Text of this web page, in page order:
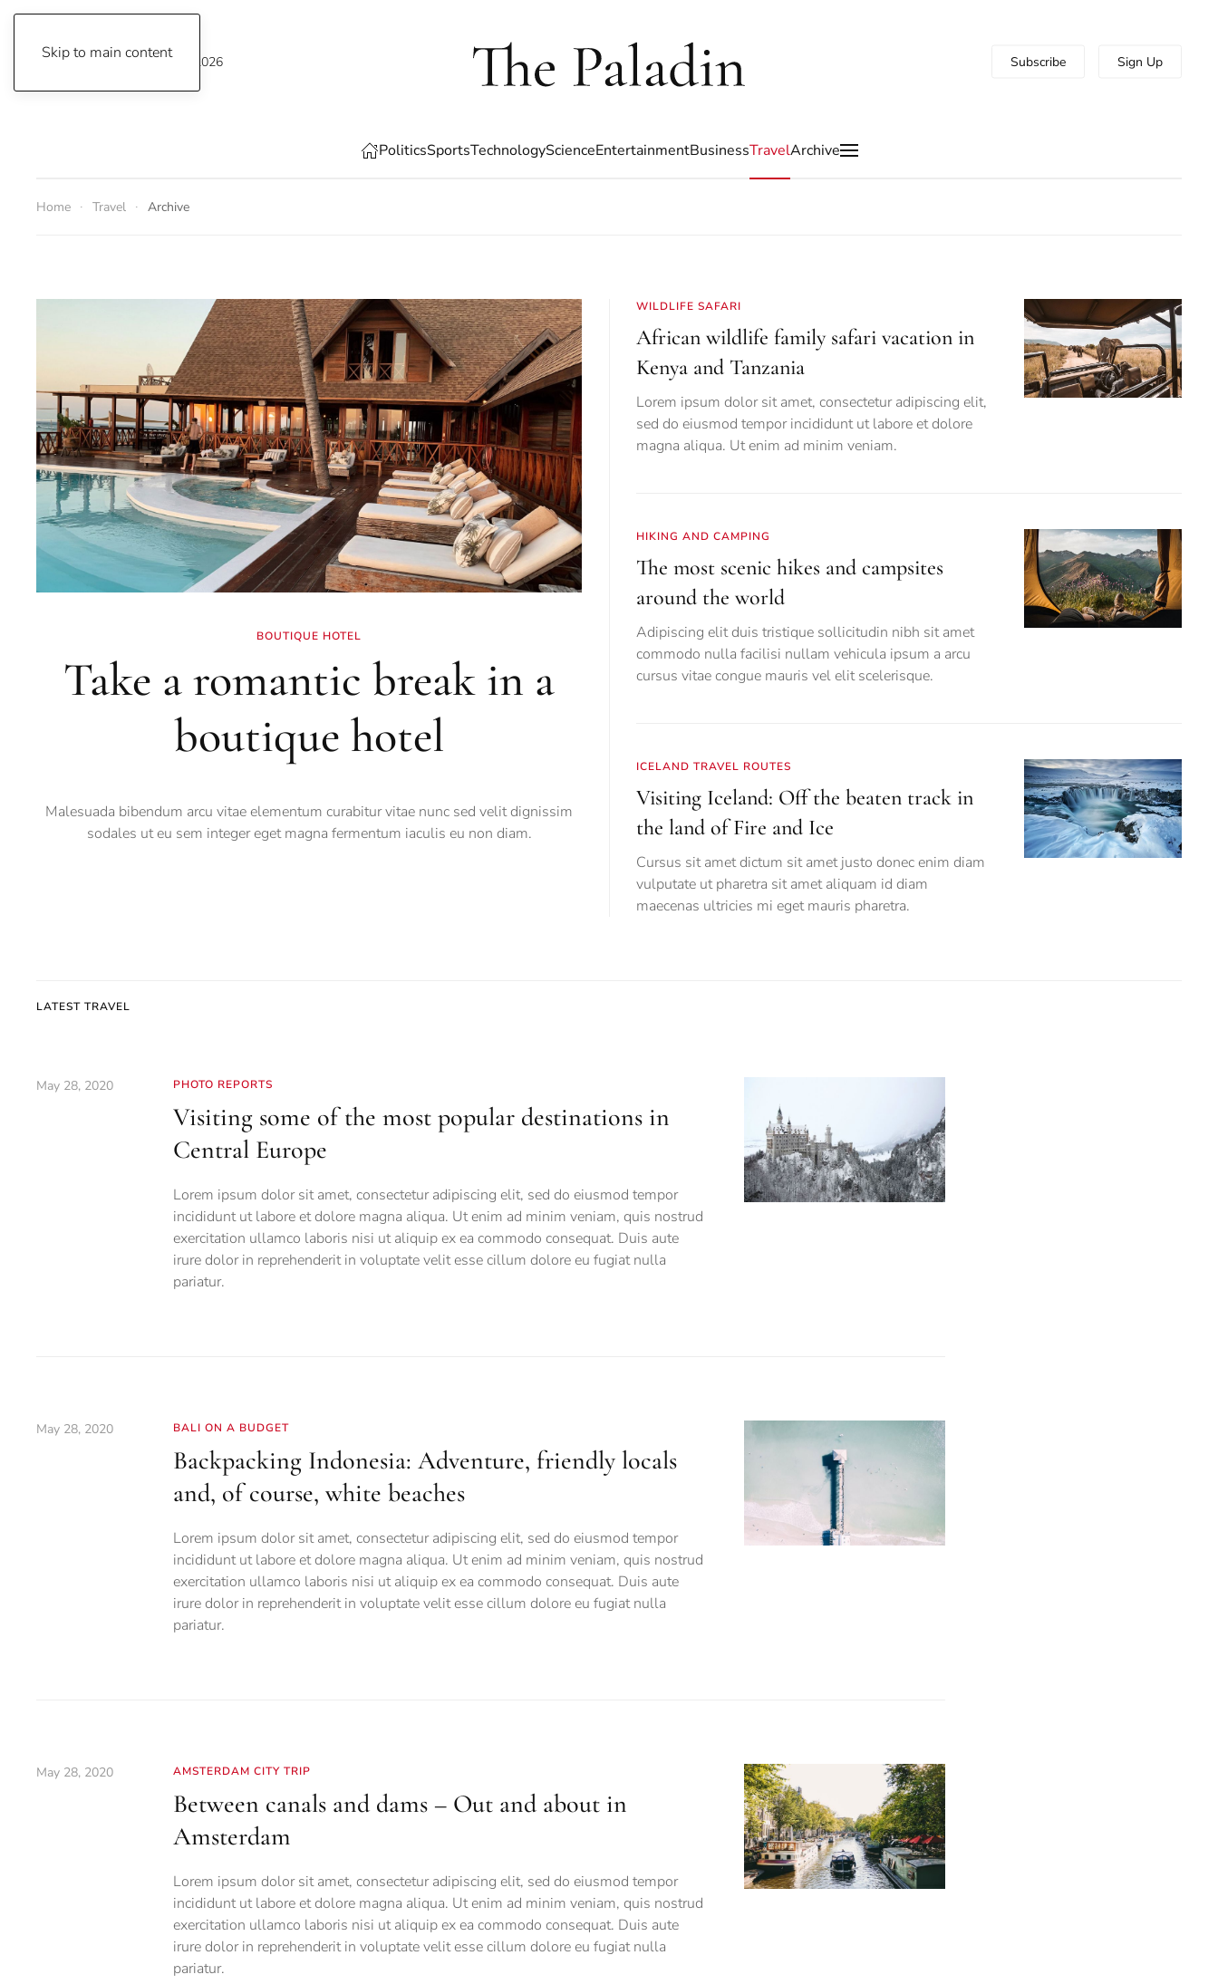
Skip to main content
Saturday, 8 August 2026 Subscribe Sign Up
PoliticsSportsTechnologyScienceEntertainmentBusinessTravelArchive
Home Travel Archive
BOUTIQUE HOTEL
Take a romantic break in a
boutique hotel
Malesuada bibendum arcu vitae elementum curabitur vitae nunc sed velit dignissim
sodales ut eu sem integer eget magna fermentum iaculis eu non diam.
WILDLIFE SAFARI
African wildlife family safari vacation in
Kenya and Tanzania
Lorem ipsum dolor sit amet, consectetur adipiscing elit,
sed do eiusmod tempor incididunt ut labore et dolore
magna aliqua. Ut enim ad minim veniam.
HIKING AND CAMPING
The most scenic hikes and campsites
around the world
Adipiscing elit duis tristique sollicitudin nibh sit amet
commodo nulla facilisi nullam vehicula ipsum a arcu
cursus vitae congue mauris vel elit scelerisque.
ICELAND TRAVEL ROUTES
Visiting Iceland: Off the beaten track in
the land of Fire and Ice
Cursus sit amet dictum sit amet justo donec enim diam
vulputate ut pharetra sit amet aliquam id diam
maecenas ultricies mi eget mauris pharetra.
LATEST TRAVEL
May 28, 2020 PHOTO REPORTS
Visiting some of the most popular destinations in
Central Europe
Lorem ipsum dolor sit amet, consectetur adipiscing elit, sed do eiusmod tempor
incididunt ut labore et dolore magna aliqua. Ut enim ad minim veniam, quis nostrud
exercitation ullamco laboris nisi ut aliquip ex ea commodo consequat. Duis aute
irure dolor in reprehenderit in voluptate velit esse cillum dolore eu fugiat nulla
pariatur.
May 28, 2020 BALI ON A BUDGET
Backpacking Indonesia: Adventure, friendly locals
and, of course, white beaches
Lorem ipsum dolor sit amet, consectetur adipiscing elit, sed do eiusmod tempor
incididunt ut labore et dolore magna aliqua. Ut enim ad minim veniam, quis nostrud
exercitation ullamco laboris nisi ut aliquip ex ea commodo consequat. Duis aute
irure dolor in reprehenderit in voluptate velit esse cillum dolore eu fugiat nulla
pariatur.
May 28, 2020 AMSTERDAM CITY TRIP
Between canals and dams – Out and about in
Amsterdam
Lorem ipsum dolor sit amet, consectetur adipiscing elit, sed do eiusmod tempor
incididunt ut labore et dolore magna aliqua. Ut enim ad minim veniam, quis nostrud
exercitation ullamco laboris nisi ut aliquip ex ea commodo consequat. Duis aute
irure dolor in reprehenderit in voluptate velit esse cillum dolore eu fugiat nulla
pariatur.